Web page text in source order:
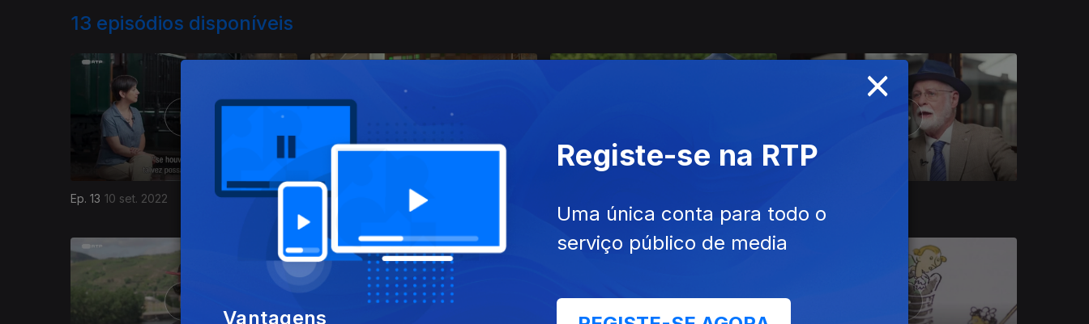
13 episódios disponíveis
Ep. 13 10 set. 2022 Ep. 12
×
Vantagens
Registe-se na RTP
Uma única conta para todo o
serviço público de media